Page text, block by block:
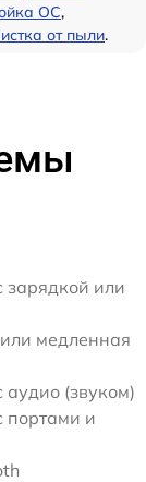
ОС,
от пыли.
зарядкой или
медленная
(звуком)
портами и